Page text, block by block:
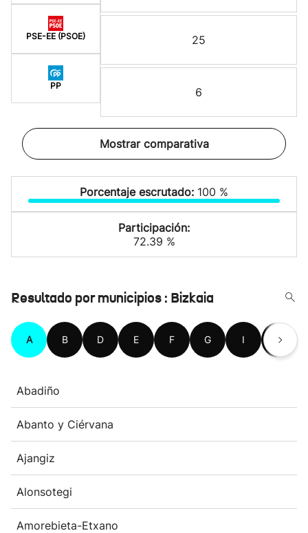
PSE-EE (PSOE)
PP
25
6
Mostrar comparativa
Porcentaje escrutado: 100 %
Participación:
72.39 %
Resultado por municipios : Bizkaia
A B D E F G I K
Abadiño
Abanto y Ciérvana
Ajangiz
Alonsotegi
Amorebieta-Etxano